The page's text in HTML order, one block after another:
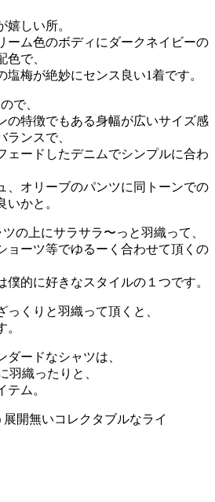
嬉しい所。
ーム色のボディにダークネイビーの
で、
塩梅が絶妙にセンス良い1着です。
で、
の特徴でもある身幅が広いサイズ感
ランスで、
ェードしたデニムでシンプルに合わ
、オリーブのパンツに同トーンでの
いかと。
の上にサラサラ〜っと羽織って、
ョーツ等でゆるーく合わせて頂くの
僕的に好きなスタイルの１つです。
くりと羽織って頂くと、
ードなシャツは、
羽織ったりと、
ム。
開無いコレクタブルなライ